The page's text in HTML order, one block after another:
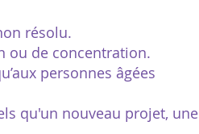
résolu.
ou de concentration.
personnes âgées
qu'un nouveau projet, une